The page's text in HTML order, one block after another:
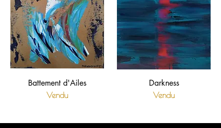
Battement d'Ailes
Vendu
Darkness
Vendu